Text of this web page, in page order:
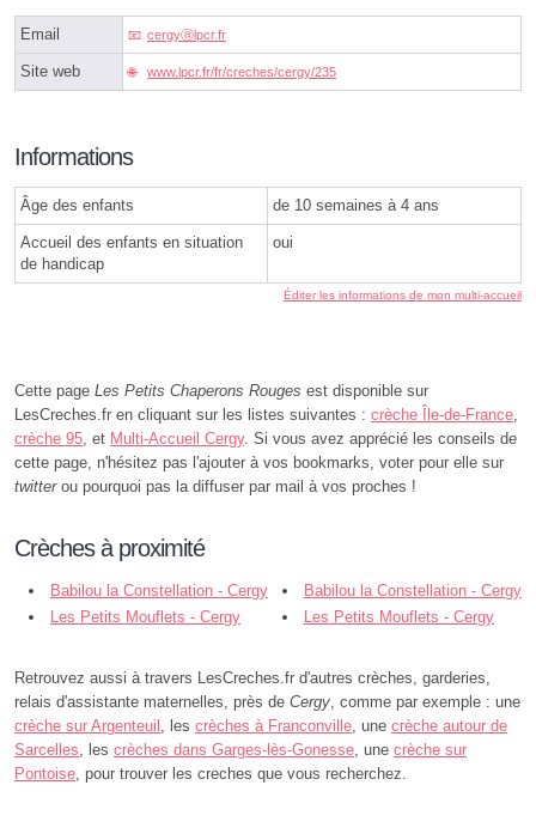
Email cergyⓐlpcr.fr
Site web www.lpcr.fr/fr/creches/cergy/235
Informations
Âge des enfants de 10 semaines à 4 ans
Accueil des enfants en situation
de handicap
oui
Éditer les informations de mon multi-accueil
Cette page Les Petits Chaperons Rouges est disponible sur
LesCreches.fr en cliquant sur les listes suivantes : crèche Île-de-France
crèche 95 , et Multi-Accueil Cergy. Si vous avez apprécié les conseils de
cette page, n'hésitez pas l'ajouter à vos bookmarks, voter pour elle sur
twitterou pourquoi pas la diffuser par mail à vos proches !
Crèches à proximité
Babilou la Constellation - Cergy
Babilou la Constellation - Cergy
Les Petits Mouflets - Cergy
Les Petits Mouflets - Cergy
Retrouvez aussi à travers LesCreches.fr d'autres crèches, garderies,
relais d'assistante maternelles, près de Cergy , comme par exemple : une
crèche sur Argenteuil
, les crèches à Franconville , une crèche autour de
Sarcelles , les crèches dans Garges-lès-Gonesse , une crèche sur
Pontoise , pour trouver les creches que vous recherchez.